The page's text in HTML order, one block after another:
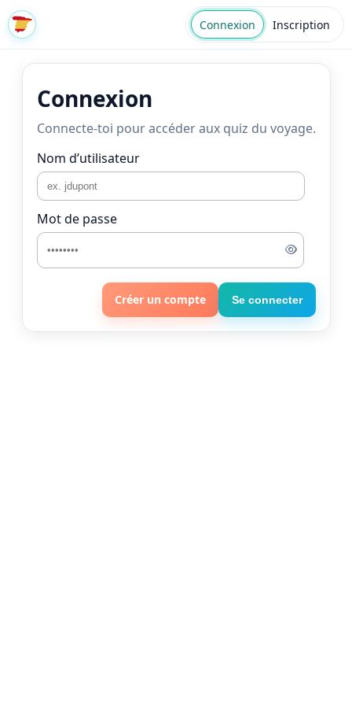
Connexion Inscription
Connexion
Connecte-toi pour accéder aux quiz du voyage.
Nom d’utilisateur
Mot de passe
Créer un compte Se connecter